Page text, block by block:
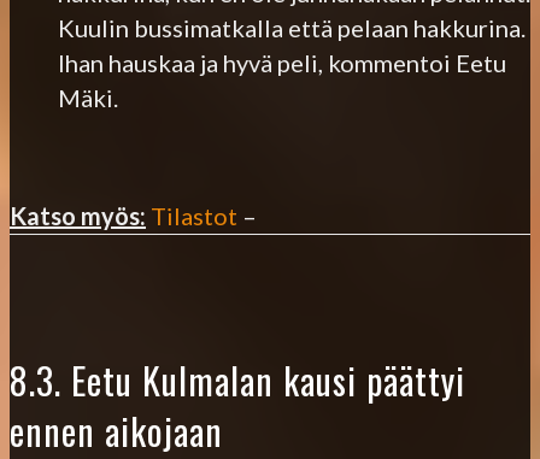
Kuulin bussimatkalla että pelaan hakkurina.
Ihan hauskaa ja hyvä peli, kommentoi Eetu
Mäki.
Katso myös: Tilastot –
8.3. Eetu Kulmalan kausi päättyi
ennen aikojaan